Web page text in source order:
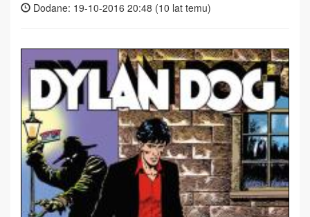
Dodane: 19-10-2016 20:48 (10 lat temu)